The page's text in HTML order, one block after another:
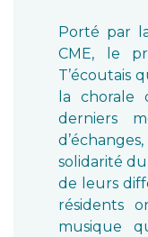
Porté par
CME, le
T’écoutais
la chorale
derniers
solidarité du
de leurs
résidents
musique